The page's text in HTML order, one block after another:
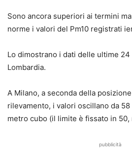
Sono ancora superiori ai termini
norme i valori del Pm10 registrati
Lo dimostrano i dati delle ultime
Lombardia.
A Milano, a seconda della
rilevamento, i valori oscillano da
metro cubo (il limite è fissato in 50,
pubblicità